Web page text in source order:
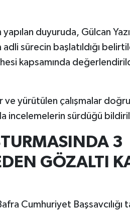
duyuruda, Gülcan
sürecin başlatıldığı
kapsamında
yürütülen çalışmalar
incelemelerin sürdüğü
3
GÖZALTI
Cumhuriyet Başsavcılığı